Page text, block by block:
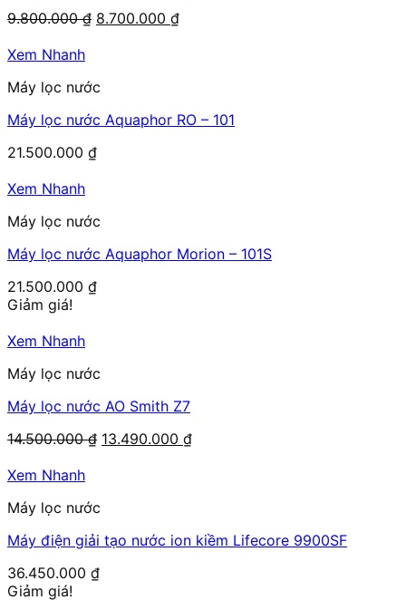
9.800.000₫ Giá
8.700.000 ₫Giá
Xem Nhanh
Máy lọc nước
Máy lọc nước Aquaphor RO – 101
21.500.000 ₫
Xem Nhanh
Máy lọc nước
Máy lọc nước Aquaphor Morion – 101S
21.500.000 ₫
Giảm giá!
Xem Nhanh
Máy lọc nước
Máy lọc nước AO Smith Z7
14.500.000₫ Giá
13.490.000 ₫Giá
Xem Nhanh
Máy lọc nước
Máy điện giải tạo nước ion kiềm Lifecore 9900SF
36.450.000 ₫
Giảm giá!